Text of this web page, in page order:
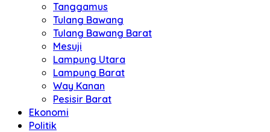
Tanggamus
Tulang Bawang
Tulang Bawang Barat
Mesuji
Lampung Utara
Lampung Barat
Way Kanan
Pesisir Barat
Ekonomi
Politik